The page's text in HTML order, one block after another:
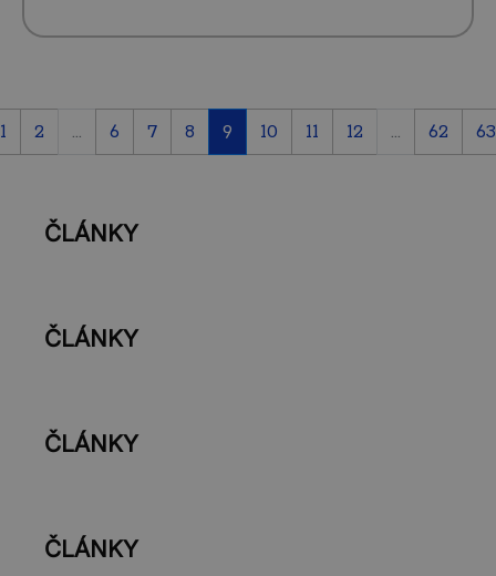
1 2 ... 6 7 8 9 10 11 12 ... 62 63
ČLÁNKY
ČLÁNKY
ČLÁNKY
ČLÁNKY